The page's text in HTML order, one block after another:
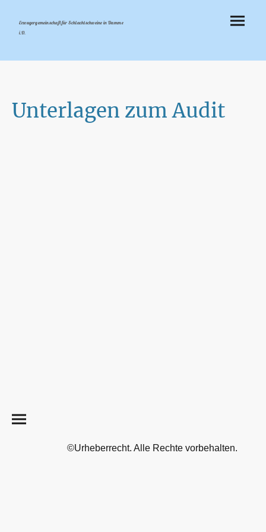
Erzeugergemeinschaft für Schlachtschweine in Damme
i.O.
Unterlagen zum Audit
©Urheberrecht. Alle Rechte vorbehalten.